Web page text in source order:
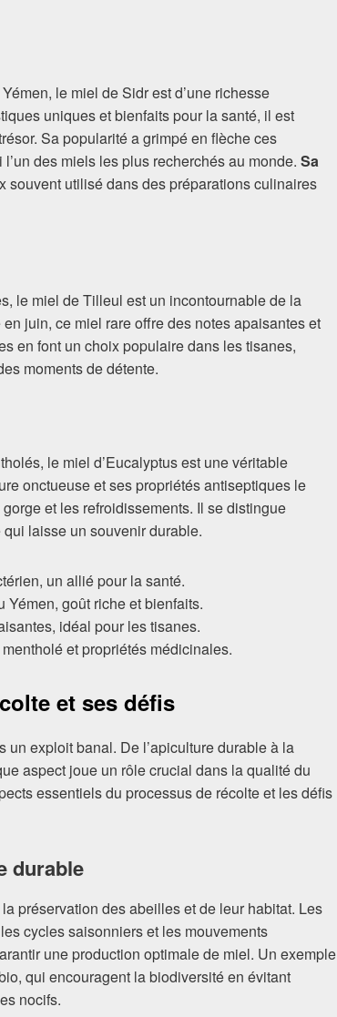
le miel de Sidr est d’une richesse
uniques et bienfaits pour la santé, il est
Sa popularité a grimpé en flèche ces
des miels les plus recherchés au monde. Sa
souvent utilisé dans des préparations culinaires
le miel de Tilleul est un incontournable de la
juin, ce miel rare offre des notes apaisantes et
en font un choix populaire dans les tisanes,
moments de détente.
le miel d’Eucalyptus est une véritable
onctueuse et ses propriétés antiseptiques le
et les refroidissements. Il se distingue
laisse un souvenir durable.
un allié pour la santé.
Yémen, goût riche et bienfaits.
idéal pour les tisanes.
mentholé et propriétés médicinales.
et ses défis
un exploit banal. De l’apiculture durable à la
aspect joue un rôle crucial dans la qualité du
essentiels du processus de récolte et les défis
durable
préservation des abeilles et de leur habitat. Les
cycles saisonniers et les mouvements
une production optimale de miel. Un exemple
qui encouragent la biodiversité en évitant
nocifs.